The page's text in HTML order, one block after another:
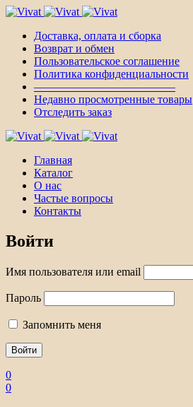
Доставка, оплата и сборка
Возврат и обмен
Пользовательское соглашение
Политика конфиденциальности
————————————–
Недавно просмотренные товары
Отследить заказ
Главная
Каталог
О нас
Частые вопросы
Контакты
Войти
Имя пользователя или email
Пароль
Запомнить меня
0
0